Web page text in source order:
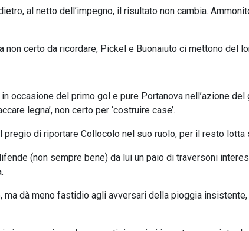
al netto dell’impegno, il risultato non cambia.
non certo da ricordare, Pickel e Buonaiuto ci mettono del
occasione del primo gol e pure Portanova nell’azione del
legna’, non certo per ‘costruire case’.
pregio di riportare Collocolo nel suo ruolo, per il resto lotta
(non sempre bene) da lui un paio di traversoni
ma dà meno fastidio agli avversari della pioggia